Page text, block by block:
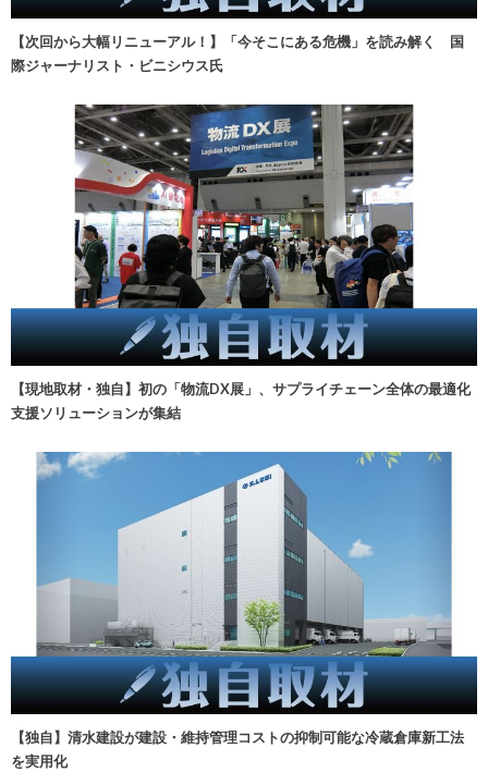
【次回から大幅リニューアル！】「今そこにある危機」を読み解く 国
際ジャーナリスト・ビニシウス氏
【現地取材・独自】初の「物流DX展」、サプライチェーン全体の最適化
支援ソリューションが集結
【独自】清水建設が建設・維持管理コストの抑制可能な冷蔵倉庫新工法
を実用化